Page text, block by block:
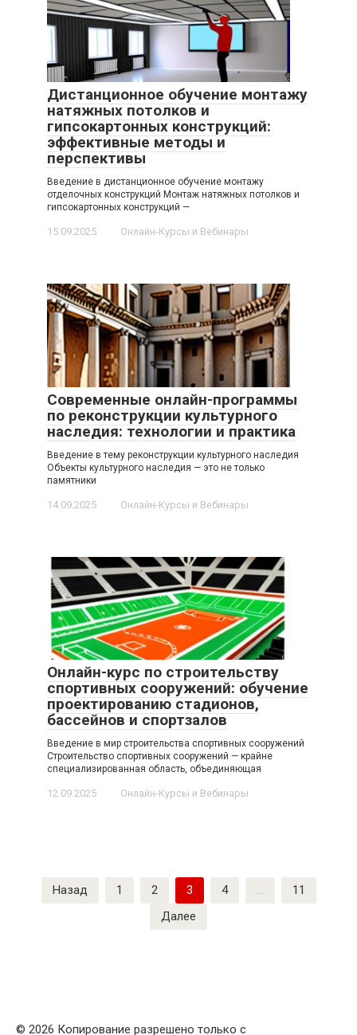
Дистанционное обучение монтажу
натяжных потолков и
гипсокартонных конструкций:
эффективные методы и
перспективы
Введение в дистанционное обучение монтажу
отделочных конструкций Монтаж натяжных потолков и
гипсокартонных конструкций —
15.09.2025 Онлайн-Курсы и Вебинары
Современные онлайн-программы
по реконструкции культурного
наследия: технологии и практика
Введение в тему реконструкции культурного наследия
Объекты культурного наследия — это не только
памятники
14.09.2025 Онлайн-Курсы и Вебинары
Онлайн-курс по строительству
спортивных сооружений: обучение
проектированию стадионов,
бассейнов и спортзалов
Введение в мир строительства спортивных сооружений
Строительство спортивных сооружений — крайне
специализированная область, объединяющая
12.09.2025 Онлайн-Курсы и Вебинары
Пагинация
записей
Назад 1 2 3 4 …
11
Далее
© 2026 Копирование разрешено только с